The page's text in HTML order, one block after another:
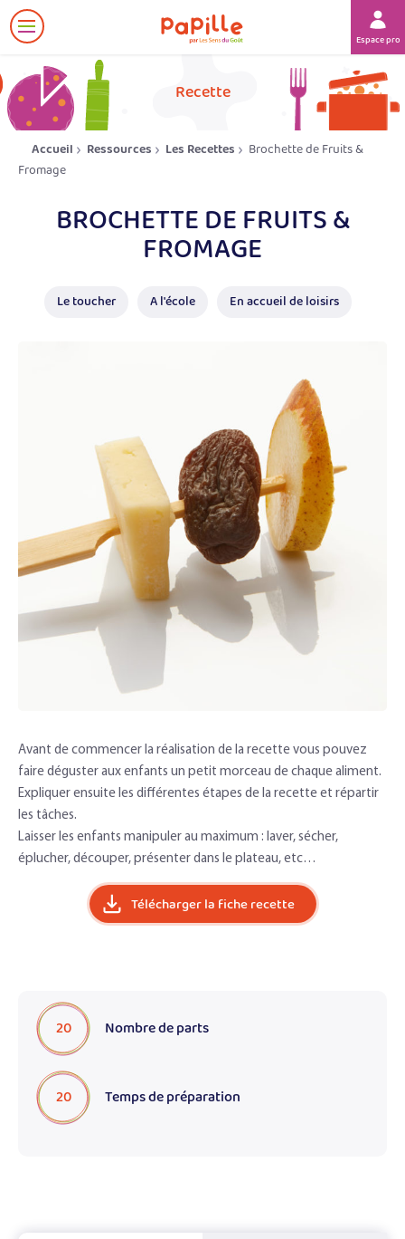
Afficher
le
Espace
Recette
Accueil Ressources Les Recettes
Brochette de Fruits &
Fromage
BROCHETTE DE FRUITS &
FROMAGE
Le toucher A l'école En accueil de loisirs
Avant de commencer la réalisation de la recette vous pouvez
faire déguster aux enfants un petit morceau de chaque aliment.
Expliquer ensuite les différentes étapes de la recette et répartir
les tâches.
Laisser les enfants manipuler au maximum : laver, sécher,
éplucher, découper, présenter dans le plateau, etc…
Télécharger la fiche recette
20 Nombre de parts
20 Temps de préparation